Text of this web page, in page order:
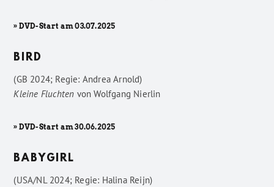
» DVD-Start am 03.07.2025
BIRD
(GB 2024; Regie: Andrea Arnold)
Kleine Fluchten vonWolfgang Nierlin
» DVD-Start am 30.06.2025
BABYGIRL
(USA/NL 2024; Regie: Halina Reijn)